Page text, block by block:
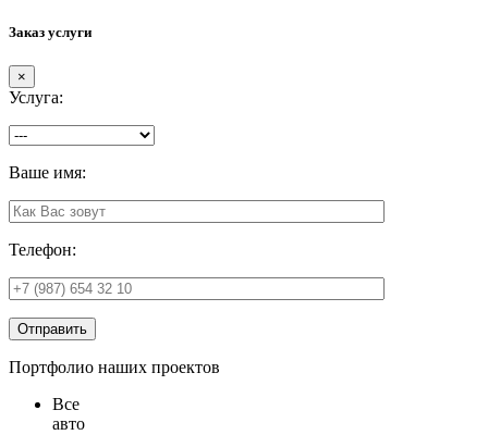
Заказ услуги
×
Услуга:
Ваше имя:
Телефон:
Отправить
Портфолио наших проектов
Все
авто